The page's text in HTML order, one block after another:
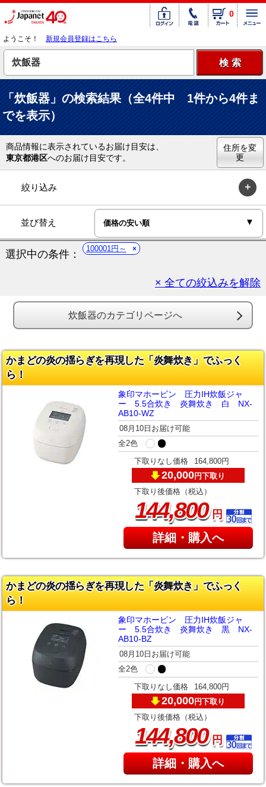
0
ようこそ！ 新規会員登録はこちら
「炊飯器」の検索結果（全4件中 1件から4件ま
でを表示）
商品情報に表示されているお届け目安は、
東京都港区へのお届け目安です。
住所を変
更
絞り込み
並び替え
選択中の条件： 100001円～
× 全ての絞込みを解除
炊飯器のカテゴリページへ
かまどの炎の揺らぎを再現した「炎舞炊き」でふっく
ら！
象印マホービン 圧力IH炊飯ジャ
ー 5.5合炊き 炎舞炊き 白 NX-
AB10-WZ
08月10日お届け可能
全2色
下取りなし価格 164,800円
20,000円下取り
下取り後価格（税込）
144,800円
詳細・購入へ
かまどの炎の揺らぎを再現した「炎舞炊き」でふっく
ら！
象印マホービン 圧力IH炊飯ジャ
ー 5.5合炊き 炎舞炊き 黒 NX-
AB10-BZ
08月10日お届け可能
全2色
下取りなし価格 164,800円
20,000円下取り
下取り後価格（税込）
144,800円
詳細・購入へ